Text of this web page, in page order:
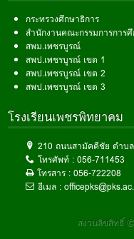
กระทรวงศึกษาธิการ
สำนักงานคณะกรรมการการ
สพม.เพชรบูรณ์
สพป.เพชรบูรณ์ เขต 1
สพป.เพชรบูรณ์ เขต 2
สพป.เพชรบูรณ์ เขต 3
โรงเรียนเพชรพิทยาคม
210 ถนนสามัคคีชัย ตำบล
โทรศัพท์ :056-711453
โทรสาร :056-722208
อีเมล :
สงวนลิขสิทธิ์ ©